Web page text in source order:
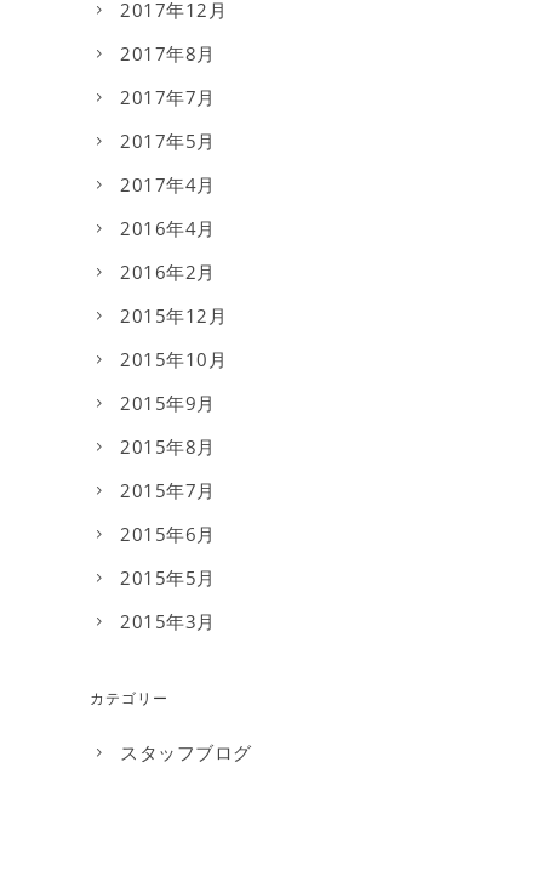
2017年12月
2017年8月
2017年7月
2017年5月
2017年4月
2016年4月
2016年2月
2015年12月
2015年10月
2015年9月
2015年8月
2015年7月
2015年6月
2015年5月
2015年3月
カテゴリー
スタッフブログ